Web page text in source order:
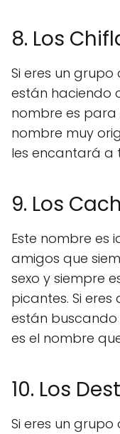
8. Los
Si eres un
están haciendo
nombre es para
nombre muy
les encantará a
9. Los
Este nombre es
amigos que
sexo y siempre
picantes. Si
están buscando
es el nombre
10. Los
Si eres un